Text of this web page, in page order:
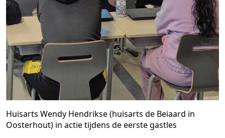
Huisarts Wendy Hendrikse (huisarts de Beiaard in
Oosterhout) in actie tijdens de eerste gastles